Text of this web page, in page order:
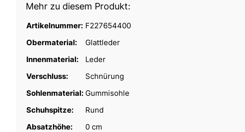
Mehr zu diesem Produkt:
Artikelnummer: F227654400
Obermaterial:
Glattleder
Innenmaterial:
Leder
Verschluss:
Schnürung
Sohlenmaterial: Gummisohle
Schuhspitze:
Rund
Absatzhöhe:
0 cm